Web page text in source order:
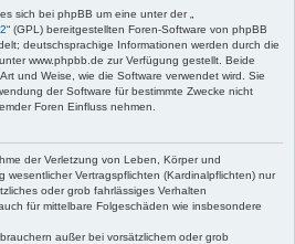
sich bei phpBB um eine unter der „
“ (GPL) bereitgestellten Foren-Software von phpBB
deutschsprachige Informationen werden durch die
www.phpbb.de zur Verfügung gestellt. Beide
und Weise, wie die Software verwendet wird. Sie
der Software für bestimmte Zwecke nicht
Foren Einfluss nehmen.
der Verletzung von Leben, Körper und
wesentlicher Vertragspflichten (Kardinalpflichten) nur
oder grob fahrlässiges Verhalten
für mittelbare Folgeschäden wie insbesondere
außer bei vorsätzlichem oder grob